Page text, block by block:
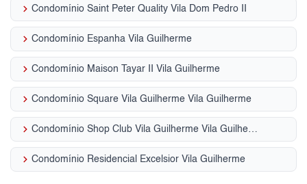
keyboard_arrow_right Condomínio Saint Peter Quality Vila Dom Pedro II
keyboard_arrow_right Condomínio Espanha Vila Guilherme
keyboard_arrow_right Condomínio Maison Tayar II Vila Guilherme
keyboard_arrow_right Condomínio Square Vila Guilherme Vila Guilherme
keyboard_arrow_right Condomínio Shop Club Vila Guilherme Vila Guilherme
keyboard_arrow_right Condomínio Residencial Excelsior Vila Guilherme